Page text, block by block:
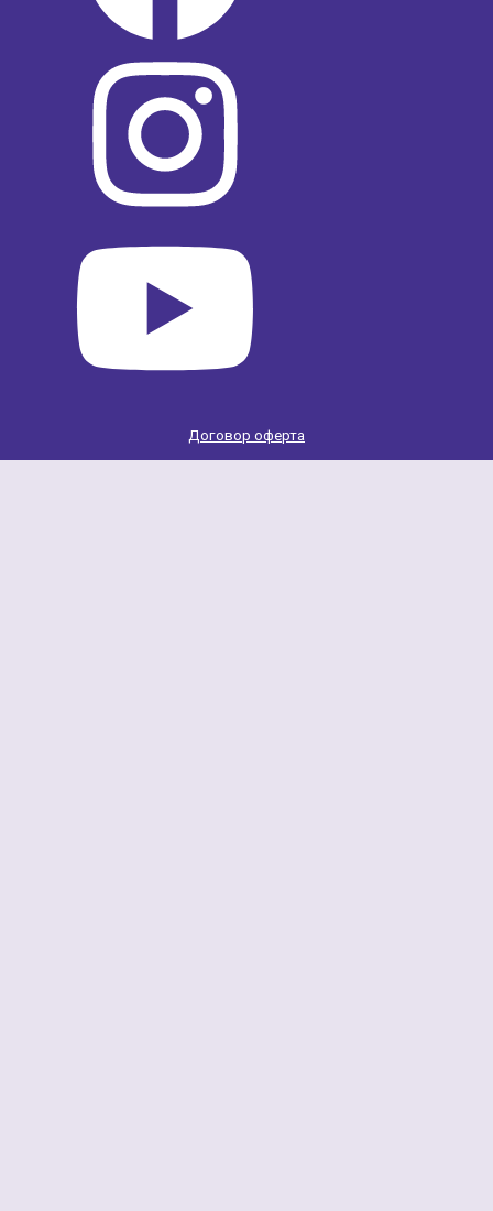
Договор оферта